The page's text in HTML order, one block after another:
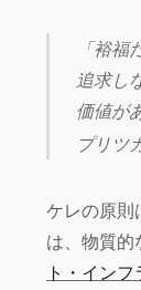
「裕
追求し
価値が
プリツ
ケレの原則
は、物質的
ト・イン